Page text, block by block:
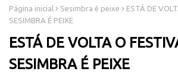
Página inicial Sesimbra é peixe
ESTÁ DE
SESIMBRA É PEIXE
ESTÁ DE VOLTA O
SESIMBRA É PEIXE